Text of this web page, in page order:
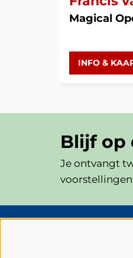
Magical
INFO &
Blijf op
Je ontvangt